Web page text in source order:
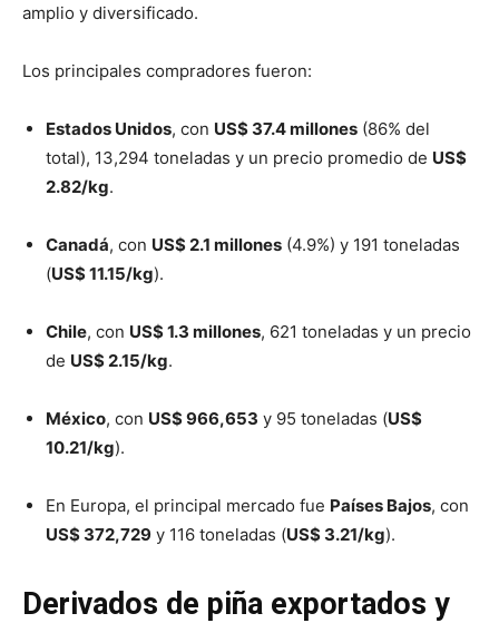
amplio y diversificado.
Los principales compradores fueron:
Estados Unidos, con US$ 37.4 millones (86% del
total), 13,294 toneladas y un precio promedio de US$
2.82/kg.
Canadá, con US$ 2.1 millones (4.9%) y 191 toneladas
(US$ 11.15/kg).
Chile, con US$ 1.3 millones, 621 toneladas y un precio
de US$ 2.15/kg.
México, con US$ 966,653 y 95 toneladas (US$
10.21/kg).
En Europa, el principal mercado fue Países Bajos, con
US$ 372,729 y 116 toneladas (US$ 3.21/kg).
Derivados de piña exportados y